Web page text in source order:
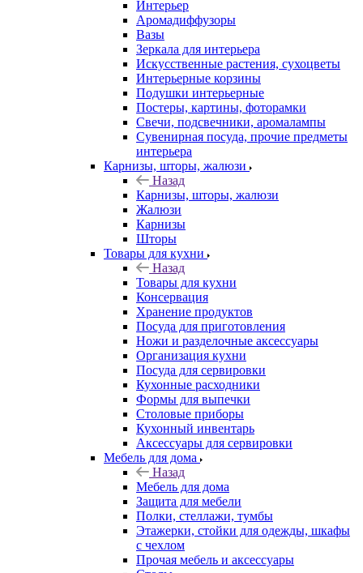
Интерьер
Аромадиффузоры
Вазы
Зеркала для интерьера
Искусственные растения, сухоцветы
Интерьерные корзины
Подушки интерьерные
Постеры, картины, фоторамки
Свечи, подсвечники, аромалампы
Сувенирная посуда, прочие предметы
интерьера
Карнизы, шторы, жалюзи
Назад
Карнизы, шторы, жалюзи
Жалюзи
Карнизы
Шторы
Товары для кухни
Назад
Товары для кухни
Консервация
Хранение продуктов
Посуда для приготовления
Ножи и разделочные аксессуары
Организация кухни
Посуда для сервировки
Кухонные расходники
Формы для выпечки
Столовые приборы
Кухонный инвентарь
Аксессуары для сервировки
Мебель для дома
Назад
Мебель для дома
Защита для мебели
Полки, стеллажи, тумбы
Этажерки, стойки для одежды, шкафы
с чехлом
Прочая мебель и аксессуары